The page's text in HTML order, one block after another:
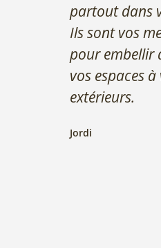
partout dans
Ils sont vos
pour embellir
vos espaces à
extérieurs.
Jordi